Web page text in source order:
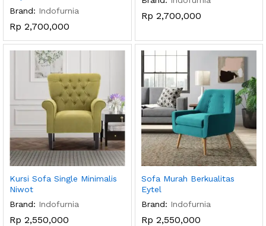
Brand: Indofurnia
Rp 2,700,000
Rp 2,700,000
Kursi Sofa Single Minimalis
Niwot
Brand: Indofurnia
Rp 2,550,000
Sofa Murah Berkualitas
Eytel
Brand: Indofurnia
Rp 2,550,000